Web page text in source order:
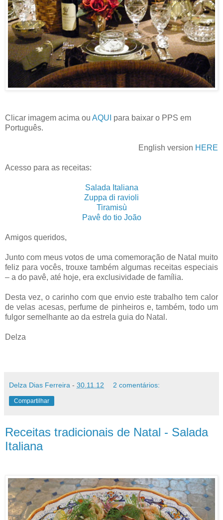
Clicar imagem acima ou AQUI para baixar o PPS em
Português.
English version HERE
Acesso para as receitas:
Salada Italiana
Zuppa di ravioli
Tiramisù
Pavê do tio João
Amigos queridos,
Junto com meus votos de uma comemoração de Natal muito
feliz para vocês, trouxe também algumas receitas especiais
– a do pavê, até hoje, era exclusividade de família.
Desta vez, o carinho com que envio este trabalho tem calor
de velas acesas, perfume de pinheiros e, também, todo um
fulgor semelhante ao da estrela guia do Natal.
Delza
Delza Dias Ferreira - 30.11.12 2 comentários:
Compartilhar
Receitas tradicionais de Natal - Salada
Italiana